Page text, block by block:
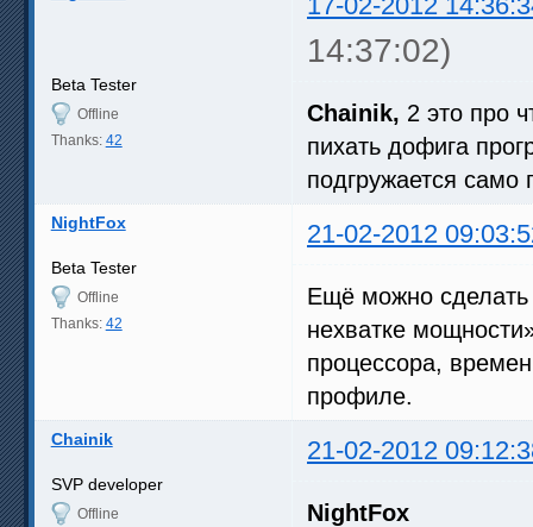
14:37:02)
Beta Tester
Offline
Thanks: 42
Chainik, 2 это про
пихать дофига
подгружается само
NightFox 21-02-2012
Beta Tester
Offline
Thanks: 42
Ещё можно сделать
нехватке
процессора,
профиле.
Chainik 21-02-2012
SVP developer
Offline
NightFox